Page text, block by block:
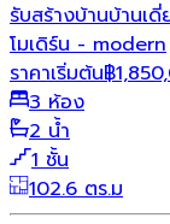
รับสร้างบ้านบ้านเดี่
โมเดิร์น - modern
ราคาเริ่มต้น฿
3 ห้อง
2 น้ำ
1 ชั้น
102.6 ตร.ม